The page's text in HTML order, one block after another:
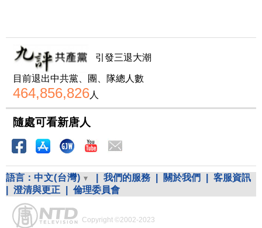
引發三退大潮
目前退出中共黨、團、隊總人數
464,856,826人
隨處可看新唐人
語言： 中文(台灣) 我們的服務 關於我們
客服資訊
澄清與更正 倫理委員會
Copyright ©2002-2023